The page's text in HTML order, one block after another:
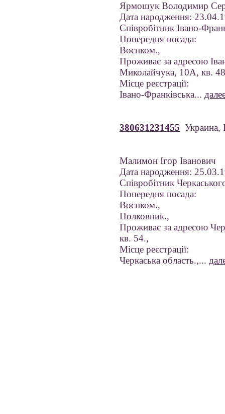
Ярмошук Володимир
Дата народження:
Співробітник Івано-
Попередня посада:
Воєнком.,
Проживає за адресою
Миколайчука, 10А, кв. 48
Місце реєстрації:
Івано-Франківська...
380631231455
Малимон Ігор Іванович
Дата народження:
Співробітник
Попередня посада:
Воєнком.,
Полковник.,
Проживає за адресою
кв. 54.,
Місце реєстрації:
Черкаська область.,...